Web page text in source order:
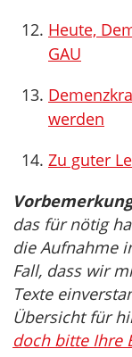
Heute,
GAU
werden
Zu guter
das für nötig
die Aufnahme
Fall, dass wir
Texte
Übersicht für
doch bitte Ihre